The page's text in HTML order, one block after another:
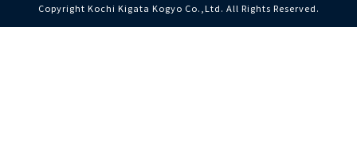
Copyright Kochi Kigata Kogyo Co.,Ltd. All Rights Reserved.